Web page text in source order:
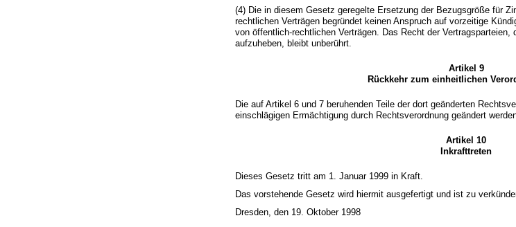
(4) Die in diesem Gesetz geregelte Ersetzung der Bezugsgröße für
rechtlichen Verträgen begründet keinen Anspruch auf vorzeitige
von öffentlich-rechtlichen Verträgen. Das Recht der Vertragsparteien,
aufzuheben, bleibt unberührt.
Artikel 9
Rückkehr zum einheitlichen
Die auf Artikel 6 und 7 beruhenden Teile der dort geänderten
einschlägigen Ermächtigung durch Rechtsverordnung geändert
Artikel 10
Inkrafttreten
Dieses Gesetz tritt am 1. Januar 1999 in Kraft.
Das vorstehende Gesetz wird hiermit ausgefertigt und ist zu
Dresden, den 19. Oktober 1998